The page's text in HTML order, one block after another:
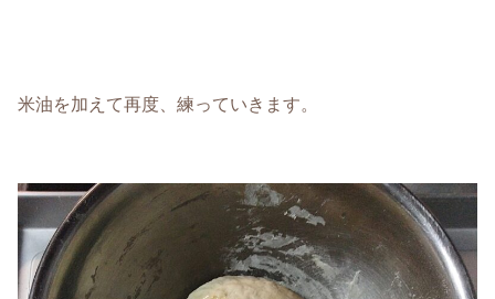
米油を加えて再度、練っていきます。